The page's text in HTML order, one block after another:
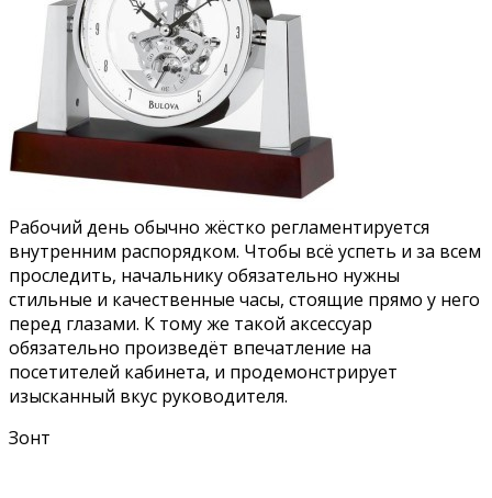
Рабочий день обычно жёстко регламентируется
внутренним распорядком. Чтобы всё успеть и за всем
проследить, начальнику обязательно нужны
стильные и качественные часы, стоящие прямо у него
перед глазами. К тому же такой аксессуар
обязательно произведёт впечатление на
посетителей кабинета, и продемонстрирует
изысканный вкус руководителя.
Зонт